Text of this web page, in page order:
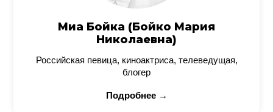
Миа Бойка (Бойко Мария
Николаевна)
Российская певица, киноактриса, телеведущая,
блогер
Подробнее →